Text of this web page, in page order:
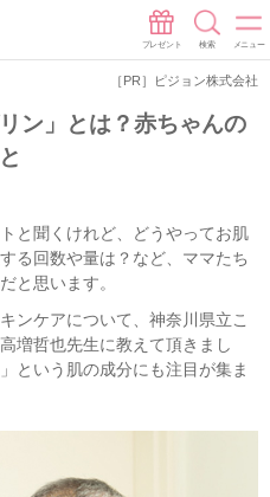
プレゼント 検索 メニュー
［PR］ピジョン株式会社
ン」とは？赤ちゃんの
と聞くけれど、どうやってお肌
る回数や量は？など、ママたち
と思います。
ンケアについて、神奈川県立こ
増哲也先生に教えて頂きまし
という肌の成分にも注目が集ま